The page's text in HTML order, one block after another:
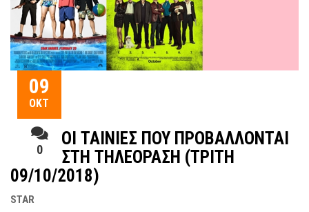
09
ΟΚΤ
0
ΟΙ ΤΑΙΝΊΕΣ ΠΟΥ ΠΡΟΒΆΛΛΟΝΤΑΙ
ΣΤΗ ΤΗΛΕΌΡΑΣΗ (ΤΡΊΤΗ
09/10/2018)
STAR